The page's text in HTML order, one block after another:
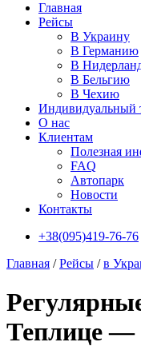
Главная
Рейсы
В Украину
В Германию
В
В Бельгию
В Чехию
Индивидуальный
О нас
Клиентам
Полезная
FAQ
Автопарк
Новости
Контакты
+38(095)419-76-76
Главная /Рейсы /в
Теплице —